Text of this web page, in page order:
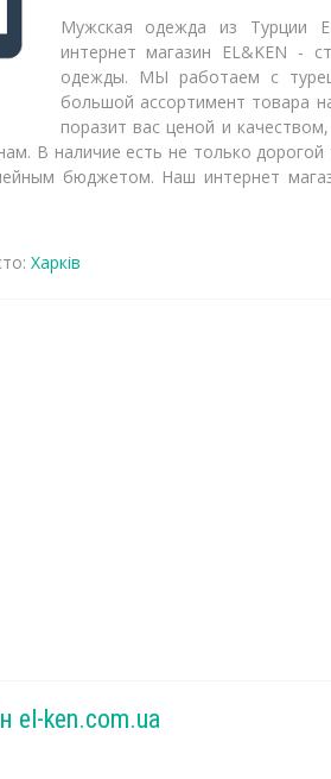
Мужская одежда из Турции
интернет магазин EL&KEN -
одежды. МЫ работаем с
большой ассортимент товара
поразит вас ценой и
В наличие есть не только
бюджетом. Наш интернет
Харків
el-ken.com.ua